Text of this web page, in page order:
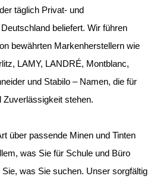
täglich Privat- und
beliefert. Wir führen
bewährten Markenherstellern wie
LAMY, LANDRÉ, Montblanc,
und Stabilo – Namen, die für
Zuverlässigkeit stehen.
über passende Minen und Tinten
was Sie für Schule und Büro
Sie, was Sie suchen. Unser sorgfältig